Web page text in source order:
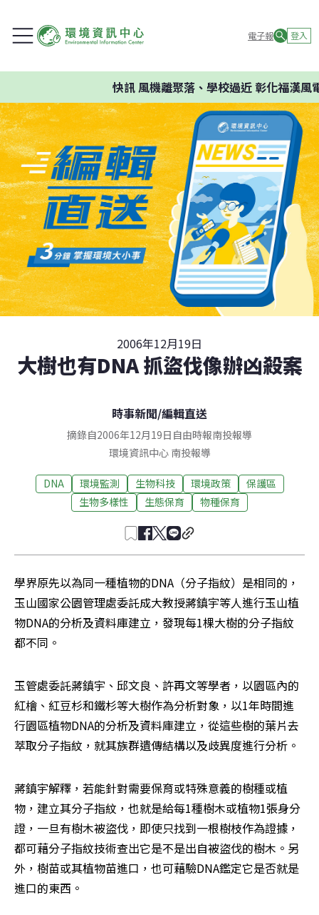
電子報 登入
快訊風機離聚落、學校過近 彰化福漢風電
2006年12月19日
大樹也有DNA 抓盜伐像辦凶殺案
時事新聞/編輯直送
摘錄自2006年12月19日自由時報南投報導
環境資訊中心 南投報導
DNA 環境監測 生物科技 環境政策
保護區
生物多樣性
生態保育 物種保育
學界原先以為同一種植物的DNA（分子指紋）是相同的，
玉山國家公園管理處委託成大教授蔣鎮宇等人進行玉山植
物DNA的分析及資料庫建立，發現每1棵大樹的分子指紋
都不同。
玉管處委託蔣鎮宇、邱文良、許再文等學者，以園區內的
紅檜、紅豆杉和鐵杉等大樹作為分析對象，以1年時間進
行園區植物DNA的分析及資料庫建立，從這些樹的葉片去
萃取分子指紋，就其族群遺傳結構以及歧異度進行分析。
蔣鎮宇解釋，若能針對需要保育或特殊意義的樹種或植
物，建立其分子指紋，也就是給每1種樹木或植物1張身分
證，一旦有樹木被盜伐，即使只找到一根樹枝作為證據，
都可藉分子指紋技術查出它是不是出自被盜伐的樹木。另
外，樹苗或其植物苗進口，也可藉驗DNA鑑定它是否就是
進口的東西。